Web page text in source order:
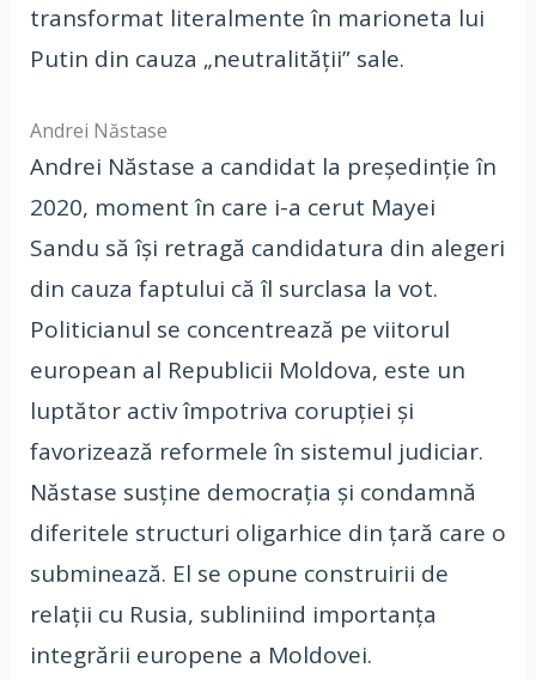
transformat literalmente în marioneta lui
Putin din cauza „neutralității” sale.
Andrei Năstase
Andrei Năstase a candidat la președinție în
2020, moment în care i-a cerut Mayei
Sandu să își retragă candidatura din alegeri
din cauza faptului că îl surclasa la vot.
Politicianul se concentrează pe viitorul
european al Republicii Moldova, este un
luptător activ împotriva corupției și
favorizează reformele în sistemul judiciar.
Năstase susține democrația și condamnă
diferitele structuri oligarhice din țară care o
subminează. El se opune construirii de
relații cu Rusia, subliniind importanța
integrării europene a Moldovei.